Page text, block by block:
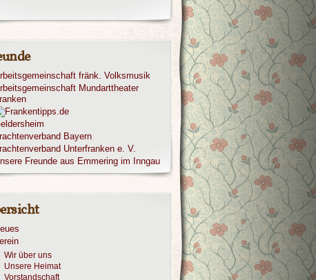
fränk. Volksmusik
Mundarttheater
Bayern
Unterfranken e. V.
Freunde aus Emmering im Inngau
Wir über uns
Unsere Heimat
Vorstandschaft